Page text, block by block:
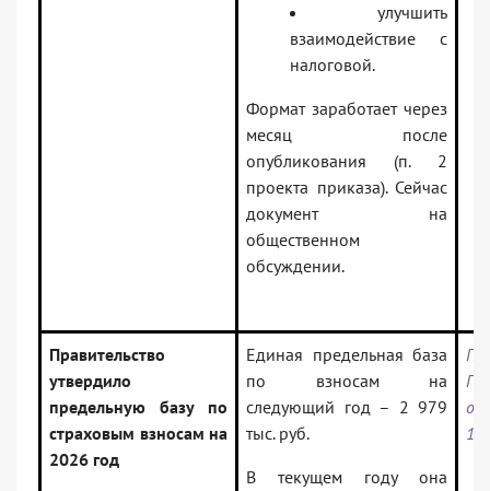
улучшить
взаимодействие с
налоговой.
Формат заработает через
месяц после
опубликования (п. 2
проекта приказа). Сейчас
документ на
общественном
обсуждении.
Правительство
утвердило
предельную базу по
страховым взносам на
2026 год
Единая предельная база
по взносам на
следующий год – 2 979
тыс. руб.
В текущем году она